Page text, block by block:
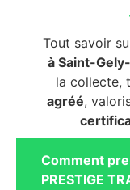
Tout savoir
à Saint-
la collecte,
agréé,
Comment
PRESTIGE